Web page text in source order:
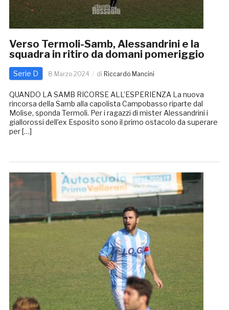
Verso Termoli-Samb, Alessandrini e la
squadra in ritiro da domani pomeriggio
Serie D 8 Marzo 2024 di Riccardo Mancini
QUANDO LA SAMB RICORSE ALL’ESPERIENZA La nuova
rincorsa della Samb alla capolista Campobasso riparte dal
Molise, sponda Termoli. Per i ragazzi di mister Alessandrini i
giallorossi dell’ex Esposito sono il primo ostacolo da superare
per […]